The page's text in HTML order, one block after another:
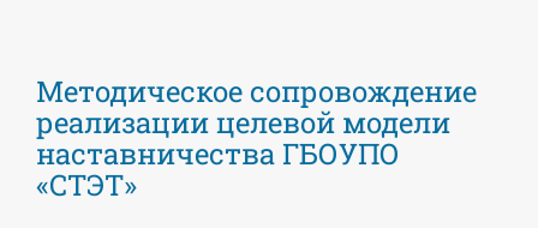
Методическое сопровождение
реализации целевой модели
наставничества ГБОУПО
«СТЭТ»